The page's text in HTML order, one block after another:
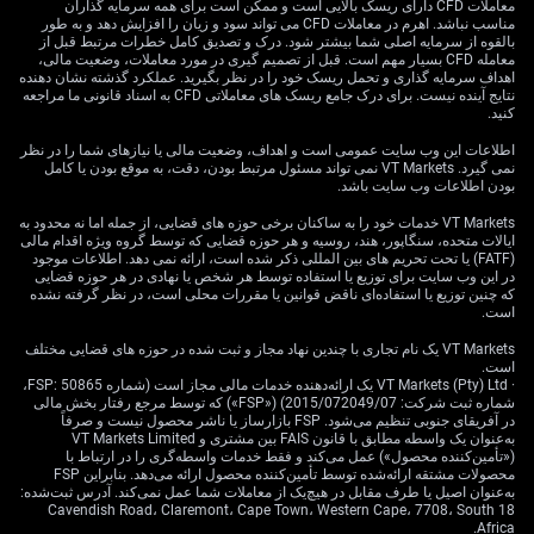
without letting price pressures spiral. Inflation data has
been running hot, but forward indicators, especially
regarding labour market slack and retail spending
softening, likely gave enough reason to take a more
dovish step.
Market Reactions and
Expectations
Market pricing into the decision already hinted at easing
expectations, suggesting some of this was already
baked into rates markets. Nevertheless, the Australian
Dollar’s dip post-announcement showed that traders
had perhaps underestimated the immediate scale or
timing of the change. With AUD/USD slipping below
0.6450, the move suggests interest rate differentials are
weighing more heavily now, particularly as other central
banks continue on a diverging policy path—most
notably the US Federal Reserve maintaining a tighter
معاملات CFD دارای ریسک بالایی است و ممکن است برای همه سرمایه گذاران
مناسب نباشد. اهرم در معاملات CFD می تواند سود و زیان را افزایش دهد و به طور
بالقوه از سرمایه اصلی شما بیشتر شود. درک و تصدیق کامل خطرات مرتبط قبل از
معامله CFD بسیار مهم است. قبل از تصمیم گیری در مورد معاملات، وضعیت مالی،
اهداف سرمایه گذاری و تحمل ریسک خود را در نظر بگیرید. عملکرد گذشته نشان دهنده
نتایج آینده نیست. برای درک جامع ریسک های معاملاتی CFD به اسناد قانونی ما مراجعه
کنید.
اطلاعات این وب سایت عمومی است و اهداف، وضعیت مالی یا نیازهای شما را در نظر
نمی گیرد. VT Markets نمی تواند مسئول مرتبط بودن، دقت، به موقع بودن یا کامل
بودن اطلاعات وب سایت باشد.
VT Markets خدمات خود را به ساکنان برخی حوزه های قضایی، از جمله اما نه محدود به
ایالات متحده، سنگاپور، هند، روسیه و هر حوزه قضایی که توسط گروه ویژه اقدام مالی
(FATF) یا تحت تحریم های بین المللی ذکر شده است، ارائه نمی دهد. اطلاعات موجود
در این وب سایت برای توزیع یا استفاده توسط هر شخص یا نهادی در هر حوزه قضایی
که چنین توزیع یا استفاده‌ای ناقض قوانین یا مقررات محلی است، در نظر گرفته نشده
است.
VT Markets یک نام تجاری با چندین نهاد مجاز و ثبت شده در حوزه های قضایی مختلف
است.
· VT Markets (Pty) Ltd یک ارائه‌دهنده خدمات مالی مجاز است (شماره FSP: 50865،
شماره ثبت شرکت: 2015/072049/07) («FSP») که توسط مرجع رفتار بخش مالی
در آفریقای جنوبی تنظیم می‌شود. FSP بازارساز یا ناشر محصول نیست و صرفاً
به‌عنوان یک واسطه مطابق با قانون FAIS بین مشتری و VT Markets Limited
(«تأمین‌کننده محصول») عمل می‌کند و فقط خدمات واسطه‌گری را در ارتباط با
محصولات مشتقه ارائه‌شده توسط تأمین‌کننده محصول ارائه می‌دهد. بنابراین FSP
به‌عنوان اصیل یا طرف مقابل در هیچ‌یک از معاملات شما عمل نمی‌کند. آدرس ثبت‌شده:
18 Cavendish Road، Claremont، Cape Town، Western Cape، 7708، South
Africa.